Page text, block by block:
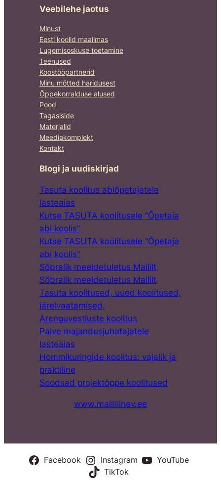
Veebilehe jaotus
Minust
Eesti koolid maailmas
Lugemisoskuse toetamine
Teenused
Koostööpartnerid
Minu mõtted haridusest
Õppekorralduse alused
Pood
Tagasiside
Materjalid
Meediakomplekt
Kontakt
Blogi ja uudiskirjad
Tasuta koolitus abiõpetajatele
lasteaias
Kutse TASUTA koolitusele “Õpetaja
abi koolis”
Kutse TASUTA koolitusele “Õpetaja
abi koolis”
Sõbralik meeldetuletus Maililt
Sõbralik meeldetuletus Maililt
Tasuta koolitused, uued koolitused,
järelvaatamised.
Arenguvestluste koolitus
Palve majandusjuhatajatele
lasteaias
Hommikuringide koolitus: vajalik ja
praktiline
Soodsad projektõppe koolitused
www.maililiinev.ee
Facebook Instagram
YouTube
TikTok